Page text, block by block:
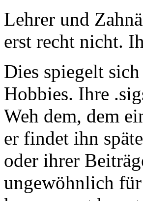
Lehrer und
erst recht nicht.
Dies spiegelt
Hobbies. Ihre
Weh dem, dem
er findet ihn
oder ihrer
ungewöhnlich